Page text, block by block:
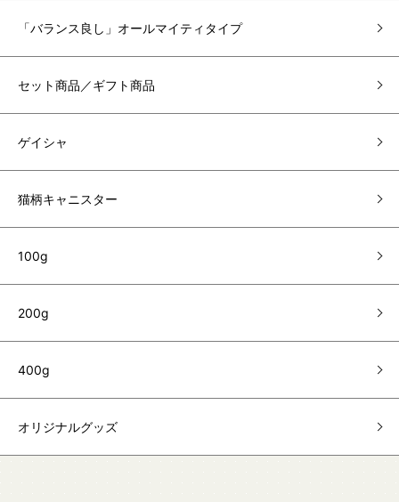
「バランス良し」オールマイティタイプ
セット商品／ギフト商品
ゲイシャ
猫柄キャニスター
100g
200g
400g
オリジナルグッズ